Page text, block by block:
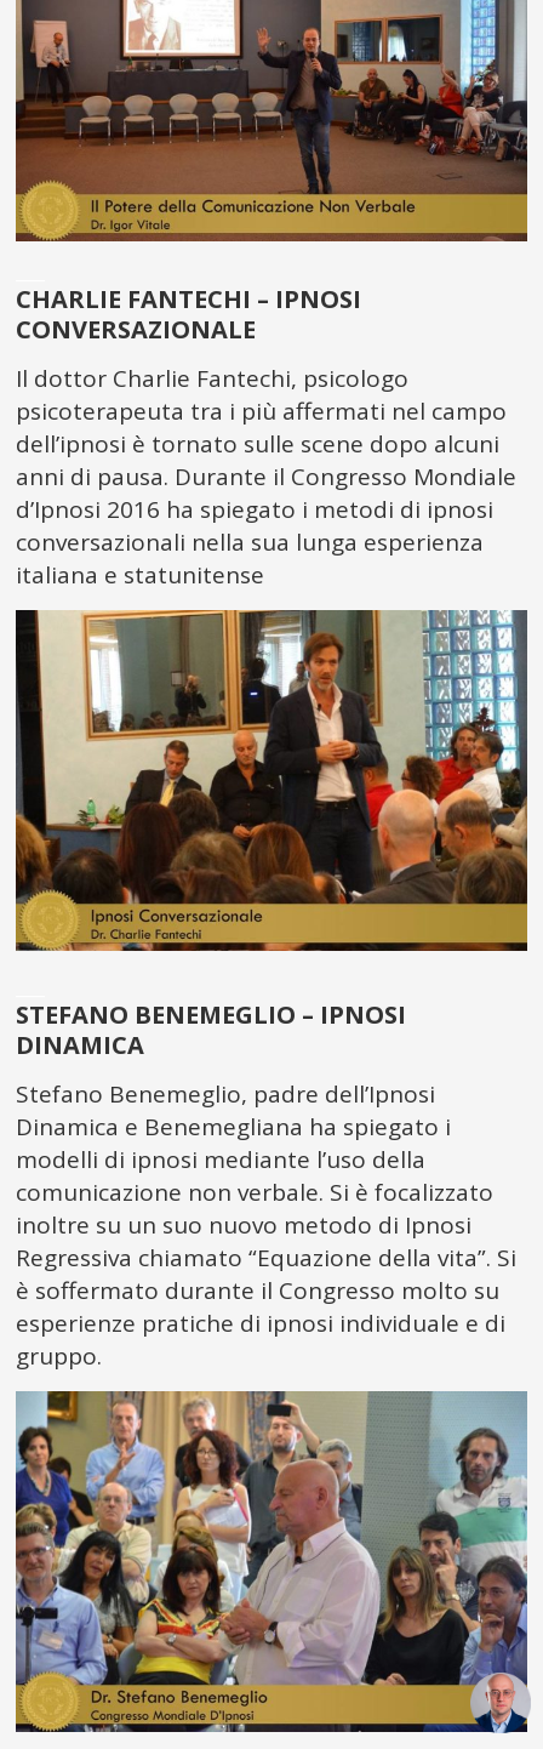
CHARLIE FANTECHI – IPNOSI
CONVERSAZIONALE
Il dottor Charlie Fantechi, psicologo
psicoterapeuta tra i più affermati nel campo
dell’ipnosi è tornato sulle scene dopo alcuni
anni di pausa. Durante il Congresso Mondiale
d’Ipnosi 2016 ha spiegato i metodi di ipnosi
conversazionali nella sua lunga esperienza
italiana e statunitense
STEFANO BENEMEGLIO – IPNOSI
DINAMICA
Stefano Benemeglio, padre dell’Ipnosi
Dinamica e Benemegliana ha spiegato i
modelli di ipnosi mediante l’uso della
comunicazione non verbale. Si è focalizzato
inoltre su un suo nuovo metodo di Ipnosi
Regressiva chiamato “Equazione della vita”. Si
è soffermato durante il Congresso molto su
esperienze pratiche di ipnosi individuale e di
gruppo.